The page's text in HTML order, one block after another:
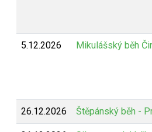
5.12.2026 Mikulášský běh
26.12.2026 Štěpánský běh -